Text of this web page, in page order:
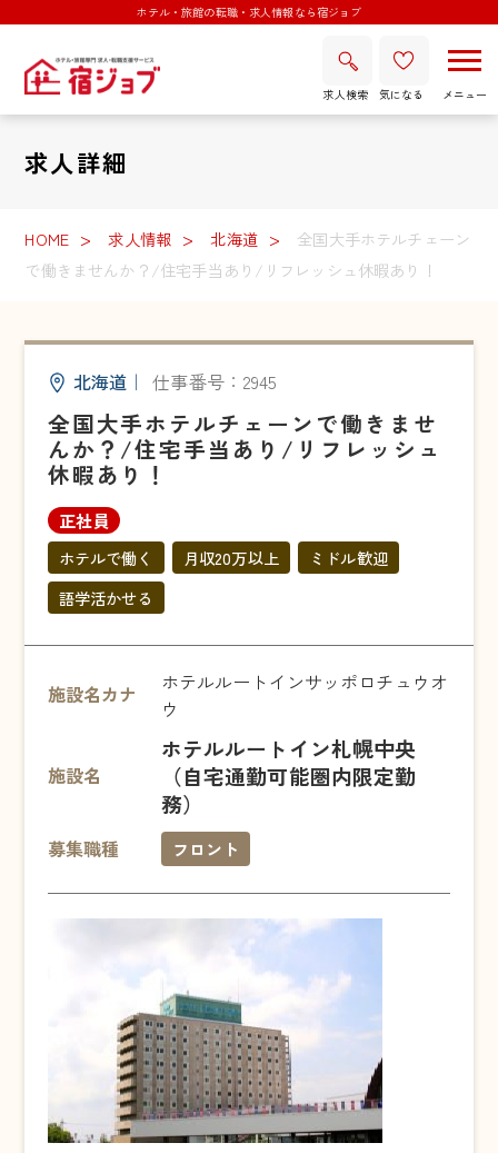
ホテル・旅館の転職・求人情報なら宿ジョブ
求人検索 気になる
求人詳細
HOME 求人情報 北海道
全国大手ホテルチェーン
で働きませんか？/住宅手当あり/リフレッシュ休暇あり！
北海道 ｜ 仕事番号：2945
全国大手ホテルチェーンで働きませ
んか？/住宅手当あり/リフレッシュ
休暇あり！
正社員
ホテルで働く 月収20万以上
ミドル歓迎
語学活かせる
施設名カナ
ホテルルートインサッポロチュウオ
ウ
施設名
ホテルルートイン札幌中央
（自宅通勤可能圏内限定勤
務）
募集職種 フロント